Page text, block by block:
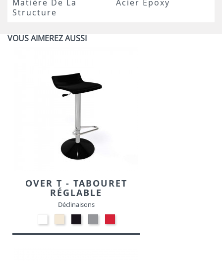
Matière De La
Structure
Acier Époxy
VOUS AIMEREZ AUSSI
OVER T - TABOURET
RÉGLABLE
Déclinaisons
-
Blanc
-
Beige
-
Noir
-
Gris
-
Rouge